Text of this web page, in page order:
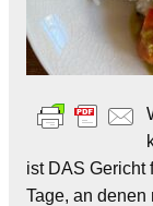
ist DAS Gericht
Tage, an denen